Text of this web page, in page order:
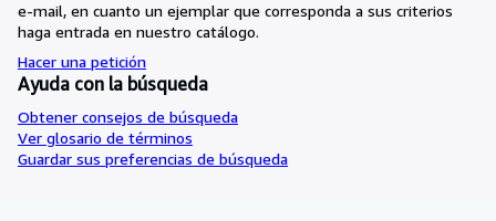
e-mail, en cuanto un ejemplar que corresponda a sus criterios
haga entrada en nuestro catálogo.
Hacer una petición
Ayuda con la búsqueda
Obtener consejos de búsqueda
Ver glosario de términos
Guardar sus preferencias de búsqueda